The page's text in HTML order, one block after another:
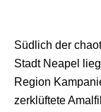
Südlich der
Stadt Neapel
Region
zerklüftete